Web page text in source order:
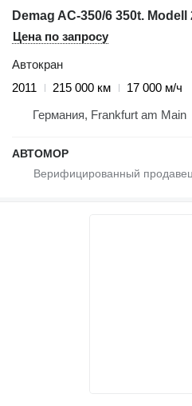
Demag AC-350/6 350t.
Цена по запросу
Автокран
2011
215 000 км
17 000 м/ч
Германия, Frankfurt am Main
АВТОМОР